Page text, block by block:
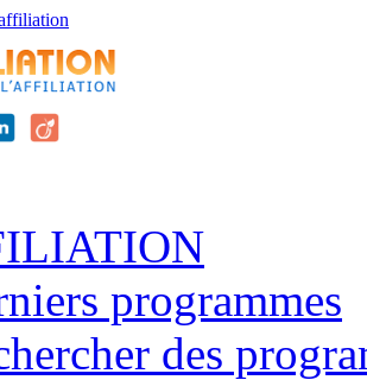
programmes
des